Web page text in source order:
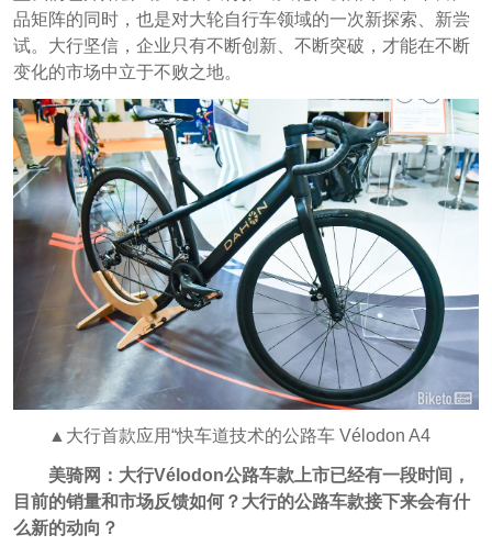
品矩阵的同时，也是对大轮自行车领域的一次新探索、新尝
试。大行坚信，企业只有不断创新、不断突破，才能在不断
变化的市场中立于不败之地。
▲大行首款应用“快车道技术的公路车 Vélodon A4
美骑网：大行Vélodon公路车款上市已经有一段时间，
目前的销量和市场反馈如何？大行的公路车款接下来会有什
么新的动向？